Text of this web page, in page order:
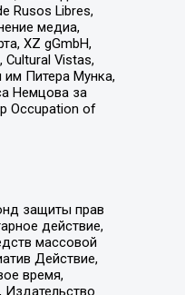
Rusos Libres,
медиа,
XZ gGmbH,
Vistas,
Питера Мунка,
Немцова за
Occupation of
защиты прав
действие,
массовой
Действие,
время,